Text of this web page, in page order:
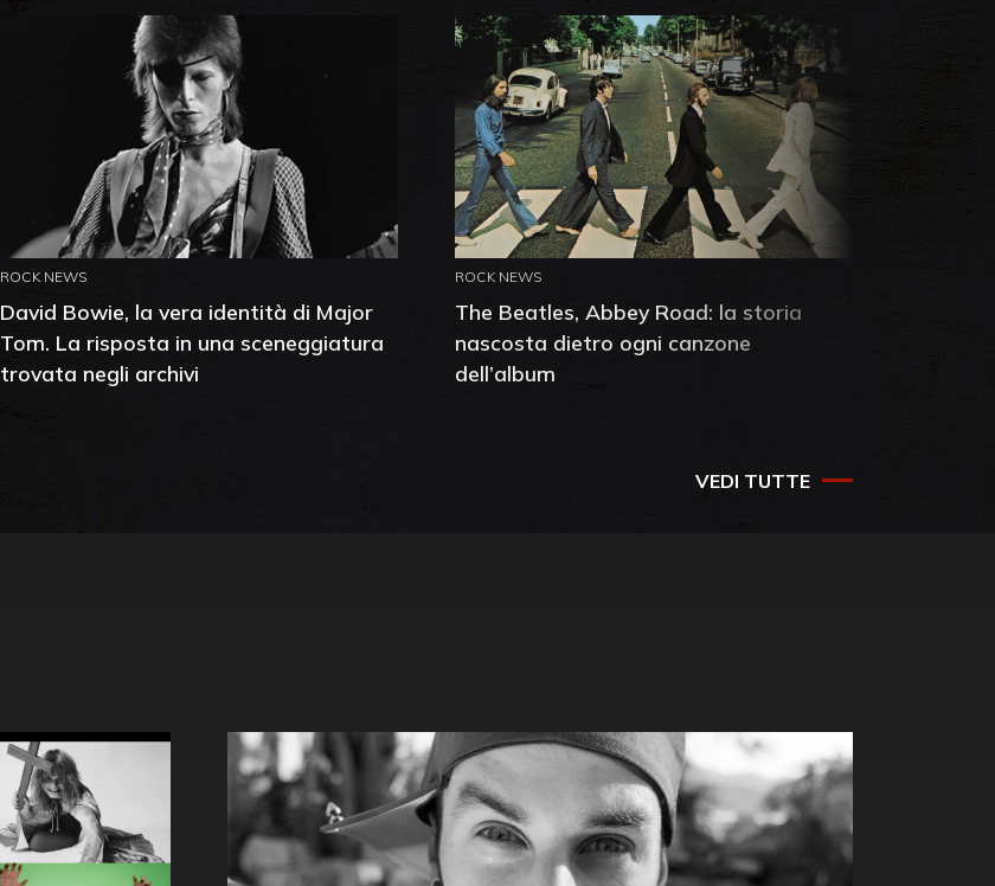
ROCK NEWS
David Bowie, la vera identità di Major
Tom. La risposta in una sceneggiatura
trovata negli archivi
ROCK NEWS
The Beatles, Abbey Road: la storia
nascosta dietro ogni canzone
dell’album
VEDI TUTTE